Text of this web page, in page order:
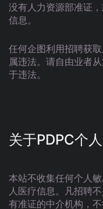
没有人力资源部准证
信息。
任何企图利用招聘获
属违法。请自由业者
于违法。
关于PDPC个
本站不收集任何个人
人医疗信息。凡招聘
有准证的中介机构，